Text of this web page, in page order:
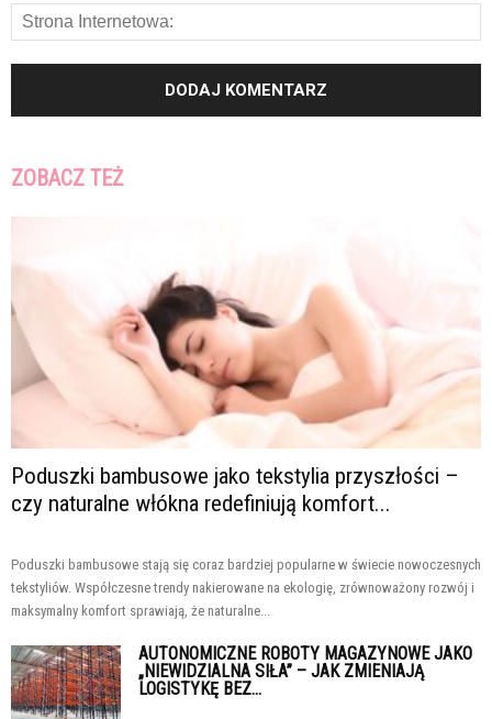
ZOBACZ TEŻ
Poduszki bambusowe jako tekstylia przyszłości –
czy naturalne włókna redefiniują komfort...
Poduszki bambusowe stają się coraz bardziej popularne w świecie nowoczesnych
tekstyliów. Współczesne trendy nakierowane na ekologię, zrównoważony rozwój i
maksymalny komfort sprawiają, że naturalne...
AUTONOMICZNE ROBOTY MAGAZYNOWE JAKO
„NIEWIDZIALNA SIŁA” – JAK ZMIENIAJĄ
LOGISTYKĘ BEZ...